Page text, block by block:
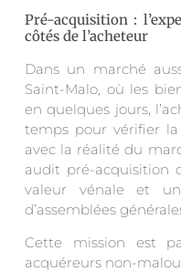
Pré-acquisition :
côtés de l’acheteur
Dans un marché
Saint-Malo, où les
en quelques jours,
temps pour vérifier
avec la réalité du
audit pré-acquisition
valeur vénale et
d’assemblées
Cette mission est
acquéreurs non-